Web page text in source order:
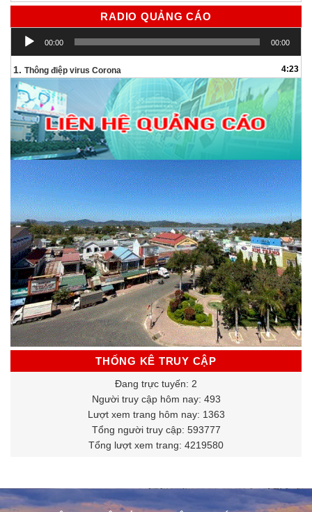
RADIO QUẢNG CÁO
Trình
chơi
00:00 00:00
1. Thông điệp virus Corona 4:23
THỐNG KÊ TRUY CẬP
Đang trực tuyến: 2
Người truy cập hôm nay: 493
Lượt xem trang hôm nay: 1363
Tổng người truy cập: 593777
Tổng lượt xem trang: 4219580